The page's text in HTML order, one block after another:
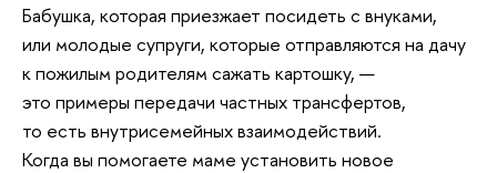
Бабушка, которая приезжает посидеть с внуками,
или молодые супруги, которые отправляются на дачу
к пожилым родителям сажать картошку, —
это примеры передачи частных трансфертов,
то есть внутрисемейных взаимодействий.
Когда вы помогаете маме установить новое